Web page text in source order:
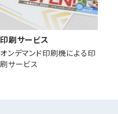
印刷サービス
オンデマンド印刷機による印
刷サービス